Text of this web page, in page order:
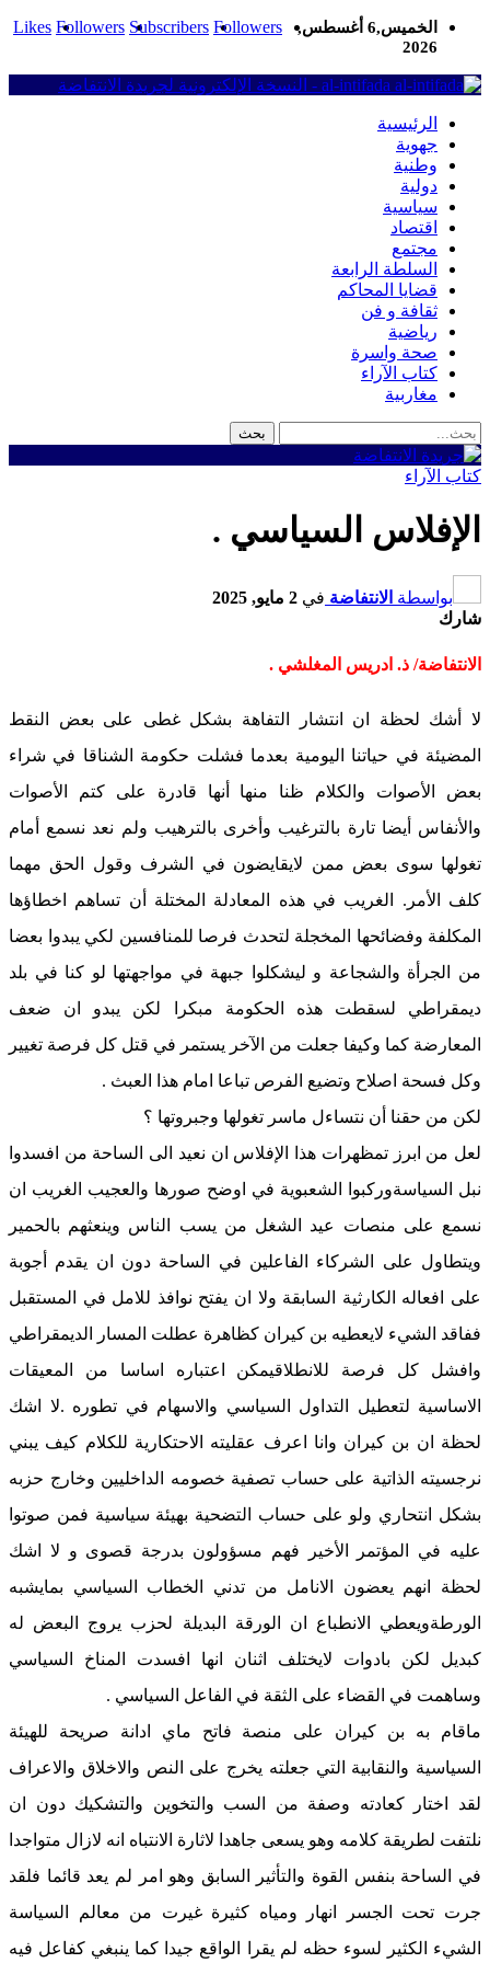
Likes Followers Subscribers Followers
الخميس,6 أغسطس,
2026
al-intifada - النسخة الإلكترونية لجريدة الانتفاضة
الرئيسية
جهوية
وطنية
دولية
سياسية
اقتصاد
مجتمع
السلطة الرابعة
قضايا المحاكم
ثقافة و فن
رياضية
صحة واسرة
كتاب الآراء
مغاربية
كتاب الآراء
الإفلاس السياسي .
بواسطة الانتفاضة في 2 مايو, 2025
شارك
الانتفاضة/ ذ. ادريس المغلشي .
لا أشك لحظة ان انتشار التفاهة بشكل غطى على بعض النقط
المضيئة في حياتنا اليومية بعدما فشلت حكومة الشناقا في شراء
بعض الأصوات والكلام ظنا منها أنها قادرة على كتم الأصوات
والأنفاس أيضا تارة بالترغيب وأخرى بالترهيب ولم نعد نسمع أمام
تغولها سوى بعض ممن لايقايضون في الشرف وقول الحق مهما
كلف الأمر. الغريب في هذه المعادلة المختلة أن تساهم اخطاؤها
المكلفة وفضائحها المخجلة لتحدث فرصا للمنافسين لكي يبدوا بعضا
من الجرأة والشجاعة و ليشكلوا جبهة في مواجهتها لو كنا في بلد
ديمقراطي لسقطت هذه الحكومة مبكرا لكن يبدو ان ضعف
المعارضة كما وكيفا جعلت من الآخر يستمر في قتل كل فرصة تغيير
وكل فسحة اصلاح وتضيع الفرص تباعا امام هذا العبث .
لكن من حقنا أن نتساءل ماسر تغولها وجبروتها ؟
لعل من ابرز تمظهرات هذا الإفلاس ان نعيد الى الساحة من افسدوا
نبل السياسةوركبوا الشعبوية في اوضح صورها والعجيب الغريب ان
نسمع على منصات عيد الشغل من يسب الناس وينعثهم بالحمير
ويتطاول على الشركاء الفاعلين في الساحة دون ان يقدم أجوبة
على افعاله الكارثية السابقة ولا ان يفتح نوافذ للامل في المستقبل
ففاقد الشيء لايعطيه بن كيران كظاهرة عطلت المسار الديمقراطي
وافشل كل فرصة للانطلاقيمكن اعتباره اساسا من المعيقات
الاساسية لتعطيل التداول السياسي والاسهام في تطوره .لا اشك
لحظة ان بن كيران وانا اعرف عقليته الاحتكارية للكلام كيف يبني
نرجسيته الذاتية على حساب تصفية خصومه الداخليين وخارج حزبه
بشكل انتحاري ولو على حساب التضحية بهيئة سياسية فمن صوتوا
عليه في المؤتمر الأخير فهم مسؤولون بدرجة قصوى و لا اشك
لحظة انهم يعضون الانامل من تدني الخطاب السياسي بمايشبه
الورطةويعطي الانطباع ان الورقة البديلة لحزب يروج البعض له
كبديل لكن بادوات لايختلف اثنان انها افسدت المناخ السياسي
وساهمت في القضاء على الثقة في الفاعل السياسي .
ماقام به بن كيران على منصة فاتح ماي ادانة صريحة للهيئة
السياسية والنقابية التي جعلته يخرج على النص والاخلاق والاعراف
لقد اختار كعادته وصفة من السب والتخوين والتشكيك دون ان
نلتفت لطريقة كلامه وهو يسعى جاهدا لاثارة الانتباه انه لازال متواجدا
في الساحة بنفس القوة والتأثير السابق وهو امر لم يعد قائما فلقد
جرت تحت الجسر انهار ومياه كثيرة غيرت من معالم السياسة
الشيء الكثير لسوء حظه لم يقرا الواقع جيدا كما ينبغي كفاعل فيه